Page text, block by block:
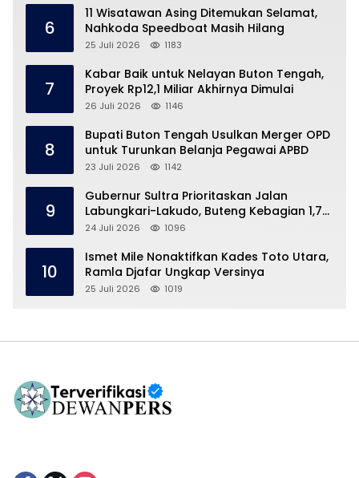
6
11 Wisatawan Asing Ditemukan Selamat,
Nahkoda Speedboat Masih Hilang
25 Juli 2026 1183
7
Kabar Baik untuk Nelayan Buton Tengah,
Proyek Rp12,1 Miliar Akhirnya Dimulai
26 Juli 2026 1146
8
Bupati Buton Tengah Usulkan Merger OPD
untuk Turunkan Belanja Pegawai APBD
23 Juli 2026 1142
9
Gubernur Sultra Prioritaskan Jalan
Labungkari-Lakudo, Buteng Kebagian 1,7
Km
24 Juli 2026 1096
10
Ismet Mile Nonaktifkan Kades Toto Utara,
Ramla Djafar Ungkap Versinya
25 Juli 2026 1019